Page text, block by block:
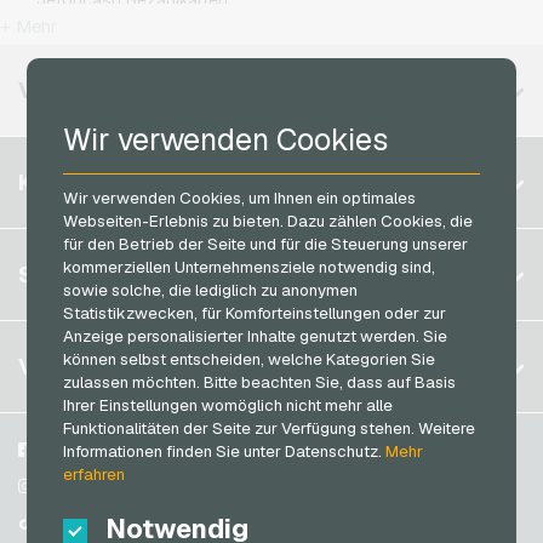
Wir verwenden Cookies
Wir verwenden Cookies, um Ihnen ein optimales
Webseiten-Erlebnis zu bieten. Dazu zählen Cookies, die
für den Betrieb der Seite und für die Steuerung unserer
kommerziellen Unternehmensziele notwendig sind,
sowie solche, die lediglich zu anonymen
Statistikzwecken, für Komforteinstellungen oder zur
Anzeige personalisierter Inhalte genutzt werden. Sie
können selbst entscheiden, welche Kategorien Sie
zulassen möchten. Bitte beachten Sie, dass auf Basis
Ihrer Einstellungen womöglich nicht mehr alle
Funktionalitäten der Seite zur Verfügung stehen. Weitere
Informationen finden Sie unter Datenschutz.Mehr
erfahren
Notwendig
PeterPane Geschenkkarten
roastmarket Geschenkkarten
Rossmann Geschenkkarten
RTL+ Geschenkkarten
Saturn Geschenkkarten
SB-Tankstelle Geschenkkarten
Shell Geschenkkarten
Shop-Apotheke Geschenkkarten
Spotify Premium Geschenkkarten
Thalia Geschenkkarten
TikTok Geschenkkarten
toom Geschenkkarten
Vodafone Handyguthaben
Razer Gold Bezahlkarten
Transcash Bezahlkarten
VERFÜGBARE REGIONEN
Belgien
Brasilien
Deutschland (DE)
Deutschland (EN)
Frankreich
Italien
Niederlande
Österreich
Portugal
Schweiz (DE)
KONTO
Registrieren
Anmelden
Mein Warenkorb
SERVICE
FAQ
Zahlungsmethoden
&Widerrufsrecht
Datenschutzrichtlinien
VGO-SHOP
Über uns
Blog
Partner
Facebook
Instagram
TikTok